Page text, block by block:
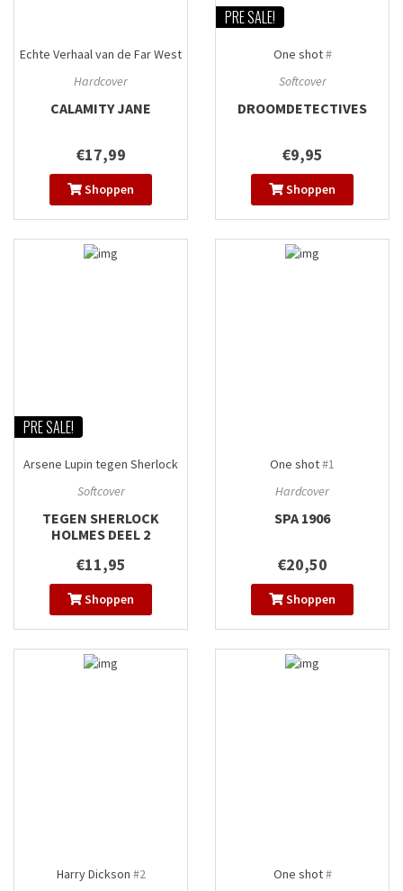
Echte Verhaal van de Far West
Hardcover
CALAMITY JANE
€17,99
Shoppen
PRE SALE!
One shot#
Softcover
DROOMDETECTIVES
€9,95
Shoppen
PRE SALE!
Arsene Lupin tegen Sherlock
Softcover
TEGEN SHERLOCK
HOLMES DEEL 2
€11,95
Shoppen
One shot#1
Hardcover
SPA 1906
€20,50
Shoppen
Harry Dickson #2
One shot#